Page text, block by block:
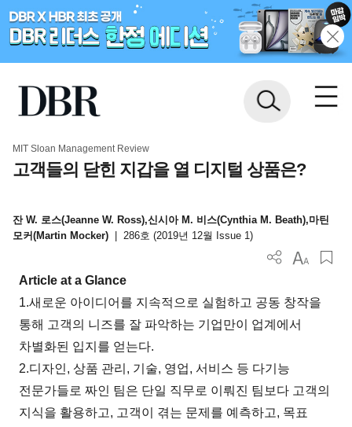
MIT Sloan Management Review
고객들의 닫힌 지갑을 열 디지털 상품은?
잔 W. 로스(Jeanne W. Ross),신시아 M. 비스(Cynthia M. Beath),마틴
모커(Martin Mocker)
286호 (2019년 12월 Issue 1)
Article at a Glance
1.새로운 아이디어를 지속적으로 실험하고 공동 창작을
통해 고객의 니즈를 잘 파악하는 기업만이 업계에서
차별화된 입지를 얻는다.
2.디자인, 상품 관리, 기술, 영업, 서비스 등 다기능
전문가들로 짜인 팀은 단일 직무로 이뤄진 팀보다 고객의
지식을 활용하고, 고객이 겪는 문제를 예측하고, 목표